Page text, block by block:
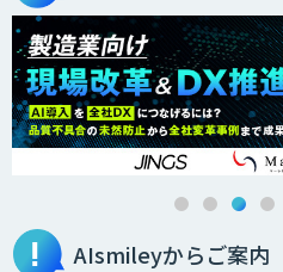
高性能 AI
「VAB-
３次元計測
AIカメラ搭
AIsmileyからご案内